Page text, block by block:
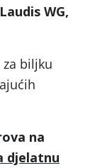
WG,
biljku
na
djelatnu